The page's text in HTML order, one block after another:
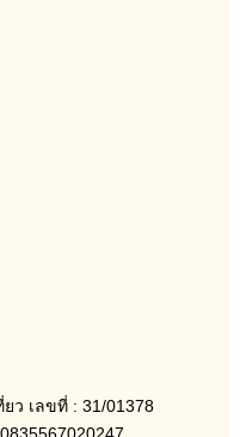
ว เลขที่ : 31/01378